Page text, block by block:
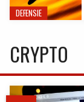
DEFENSIE
CRYPTO